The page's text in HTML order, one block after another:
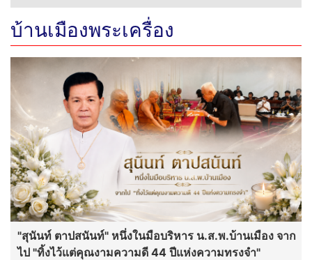
บ้านเมืองพระเครื่อง
"สุนันท์ ตาปสนันท์" หนึ่งในมือบริหาร น.ส.พ.บ้านเมือง จาก
ไป "ทิ้งไว้แต่คุณงามความดี 44 ปีแห่งความทรงจำ"